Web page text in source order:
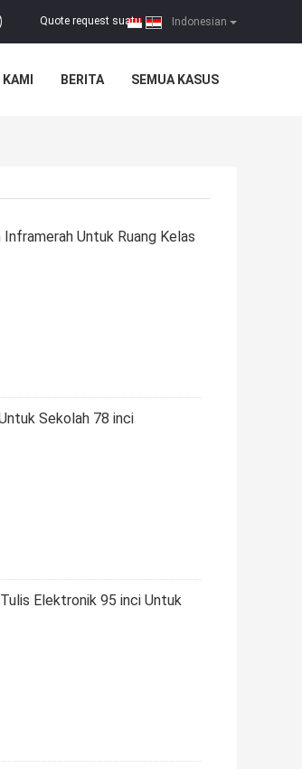
Indonesian
Quote request suatu |
BERITA SEMUA KASUS
Untuk Ruang Kelas
Sekolah 78 inci
Elektronik 95 inci Untuk